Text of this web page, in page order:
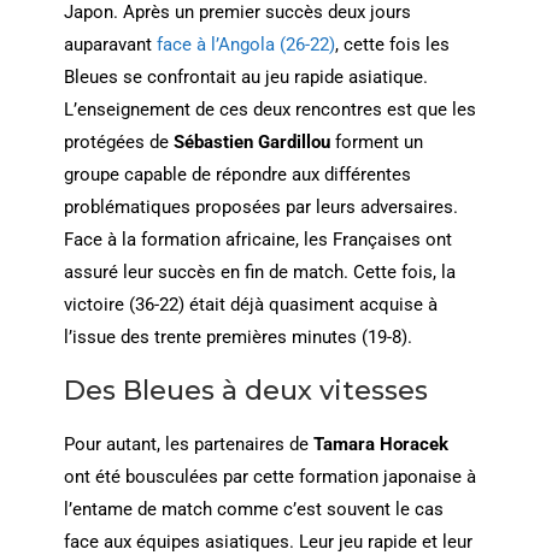
Japon. Après un premier succès deux jours
auparavant face à l’Angola (26-22), cette fois les
Bleues se confrontait au jeu rapide asiatique.
L’enseignement de ces deux rencontres est que les
protégées de Sébastien Gardillouforment un
groupe capable de répondre aux différentes
problématiques proposées par leurs adversaires.
Face à la formation africaine, les Françaises ont
assuré leur succès en fin de match. Cette fois, la
victoire (36-22) était déjà quasiment acquise à
l’issue des trente premières minutes (19-8).
Des Bleues à deux vitesses
Pour autant, les partenaires de Tamara Horacek
ont été bousculées par cette formation japonaise à
l’entame de match comme c’est souvent le cas
face aux équipes asiatiques. Leur jeu rapide et leur